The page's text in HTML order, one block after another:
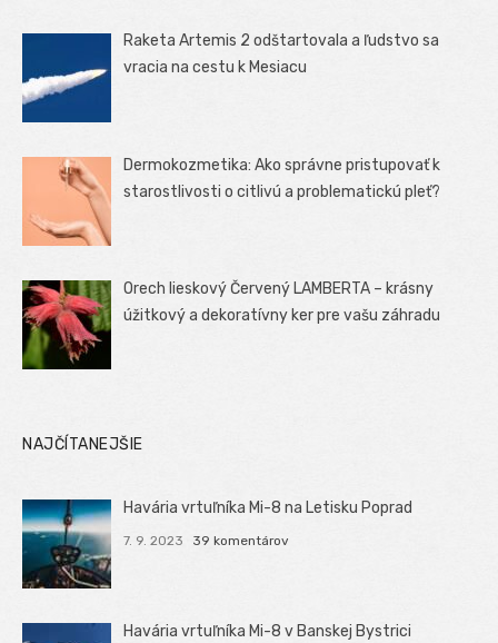
Raketa Artemis 2 odštartovala a ľudstvo sa
vracia na cestu k Mesiacu
Dermokozmetika: Ako správne pristupovať k
starostlivosti o citlivú a problematickú pleť?
Orech lieskový Červený LAMBERTA – krásny
úžitkový a dekoratívny ker pre vašu záhradu
NAJČÍTANEJŠIE
Havária vrtuľníka Mi-8 na Letisku Poprad
7. 9. 2023 39 komentárov
Havária vrtuľníka Mi-8 v Banskej Bystrici